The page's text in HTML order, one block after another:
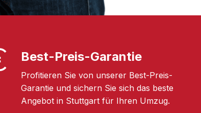
Best-Preis-Garantie
Profitieren Sie von unserer Best-Preis-
Garantie und sichern Sie sich das beste
Angebot in Stuttgart für Ihren Umzug.